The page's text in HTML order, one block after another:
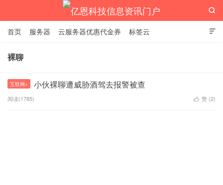
亿恩科技信息资讯门户

首页 服务器 云服务器优惠代金券 标签云

裸聊
互联网+ 小伙裸聊遭威胁酒驾去报警被查
阅读(1785)  赞 (2)